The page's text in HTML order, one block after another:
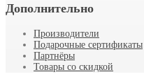
Дополнительно
Производители
Подарочные сертификаты
Партнёры
Товары со скидкой